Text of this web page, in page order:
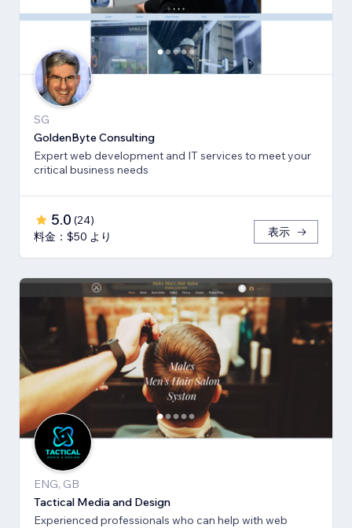
SG
GoldenByte Consulting
Expert web development and IT services to meet your
critical business needs
5.0 (24)
料金：$50 より
表示
ENG, GB
Tactical Media and Design
Experienced professionals who can help with web